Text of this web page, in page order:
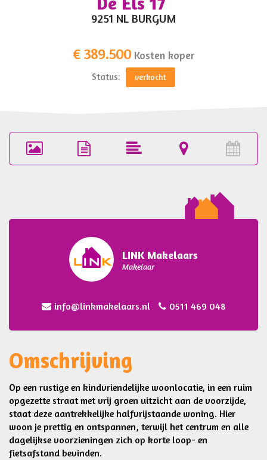
9251 NL BURGUM
€ 389.500 Kosten koper
Status: verkocht
Foto's
(51)
BrochureOmschrijving
Locatie
LINK Makelaars
Makelaar
info@linkmakelaars.nl 0511 469 048
Omschrijving
Op een rustige en kindvriendelijke woonlocatie, in een ruim
opgezette straat met vrij groen uitzicht aan de voorzijde,
staat deze aantrekkelijke halfvrijstaande woning. Hier
woon je prettig en ontspannen, terwijl het centrum en alle
dagelijkse voorzieningen zich op korte loop- en
fietsafstand bevinden.